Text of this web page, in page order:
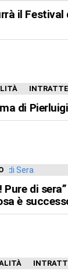
il Festival
di
Pure di
è